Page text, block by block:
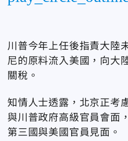
川普今年上任後指責大陸
尼的原料流入美國，向大
關稅。
知情人士透露，北京正考
與川普政府高級官員會面
第三國與美國官員見面。